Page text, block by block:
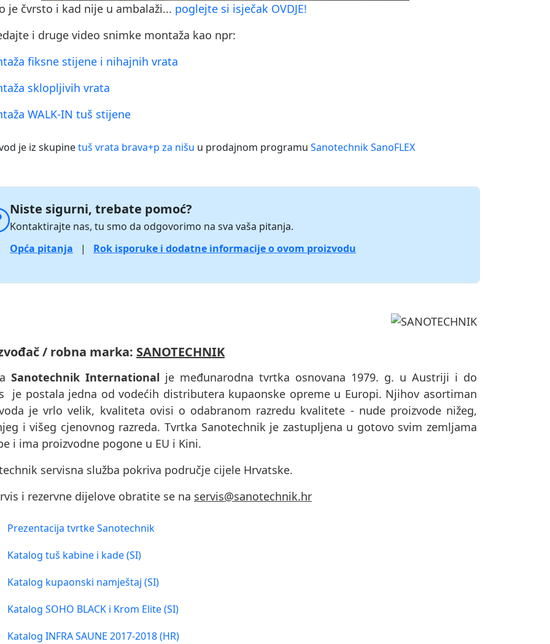
je čvrsto i kad nije u ambalaži... poglejte si isječak OVDJE!
i druge video snimke montaža kao npr:
fiksne stijene i nihajnih vrata
sklopljivih vrata
WALK-IN tuš stijene
je iz skupinetuš vrata brava+p za nišu u prodajnom programu Sanotechnik SanoFLEX
Niste sigurni, trebate pomoć?
Kontaktirajte nas, tu smo da odgovorimo na sva vaša pitanja.
Opća pitanja
| Rok isporuke i dodatne informacije o ovom proizvodu
/ robna marka: SANOTECHNIK
Sanotechnik International je međunarodna tvrtka osnovana 1979. g. u Austriji i do
je postala jedna od vodećih distributera kupaonske opreme u Europi. Njihov asortiman
je vrlo velik, kvaliteta ovisi o odabranom razredu kvalitete - nude proizvode nižeg,
i višeg cjenovnog razreda. Tvrtka Sanotechnik je zastupljena u gotovo svim zemljama
i ima proizvodne pogone u EU i Kini.
servisna služba pokriva područje cijele Hrvatske.
i rezervne dijelove obratite se na servis@sanotechnik.hr
Prezentacija tvrtke Sanotechnik
Katalog tuš kabine i kade (SI)
Katalog kupaonski namještaj (SI)
Katalog SOHO BLACK i Krom Elite (SI)
Katalog INFRA SAUNE 2017-2018 (HR)